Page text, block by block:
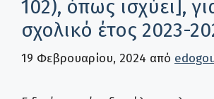
102), όπως ισχύει],
σχολικό έτος 2023-
19 Φεβρουαρίου, 2024 από